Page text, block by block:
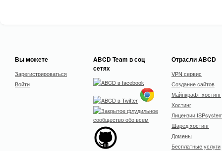
Вы можете
Зарегистрироваться
Войти
ABCD Team в соц
сетях
Отрасли ABCD
VPN сервис
Создание сайтов
Майнкрафт хостинг
Хостинг
Лицензии
Шаред хостинг
Домены
Бесплатные услуги